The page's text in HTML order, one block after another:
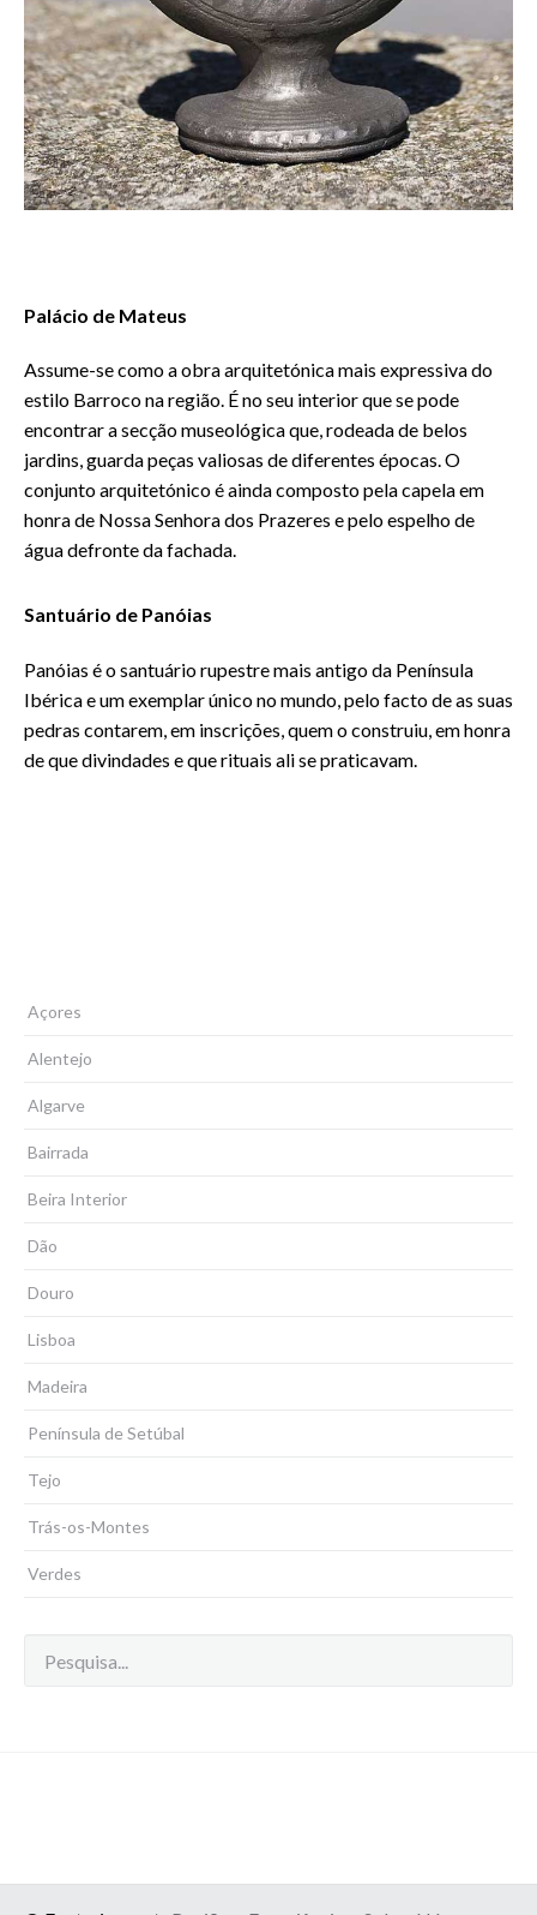
Palácio de Mateus
Assume-se como a obra arquitetónica mais expressiva do
estilo Barroco na região. É no seu interior que se pode
encontrar a secção museológica que, rodeada de belos
jardins, guarda peças valiosas de diferentes épocas. O
conjunto arquitetónico é ainda composto pela capela em
honra de Nossa Senhora dos Prazeres e pelo espelho de
água defronte da fachada.
Santuário de Panóias
Panóias é o santuário rupestre mais antigo da Península
Ibérica e um exemplar único no mundo, pelo facto de as suas
pedras contarem, em inscrições, quem o construiu, em honra
de que divindades e que rituais ali se praticavam.
Açores
Alentejo
Algarve
Bairrada
Beira Interior
Dão
Douro
Lisboa
Madeira
Península de Setúbal
Tejo
Trás-os-Montes
Verdes